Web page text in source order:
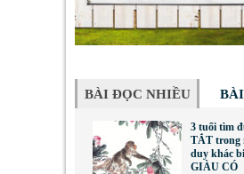
BÀI ĐỌC NHIỀU
3 tuổi tìm
TẮT trong
duy khác
GIÀU CÓ